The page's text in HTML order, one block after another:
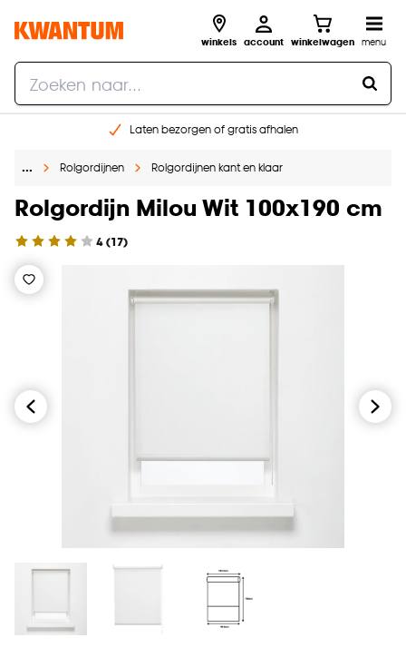
winkels account winkelwagen menu
Laten bezorgen of gratis afhalen
Gratis raam advies en opmeten aan huis
… Rolgordijnen Rolgordijnen kant en klaar
Rolgordijn Milou Wit 100x190 cm
4(17)